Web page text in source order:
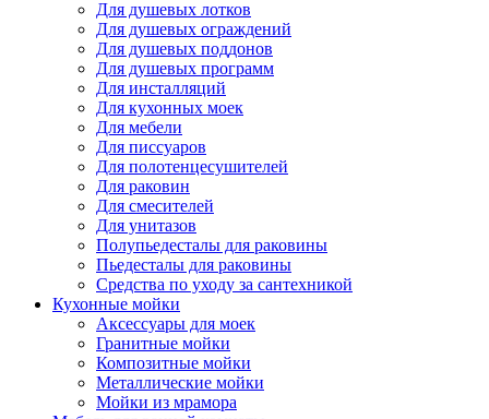
Для душевых лотков
Для душевых ограждений
Для душевых поддонов
Для душевых программ
Для инсталляций
Для кухонных моек
Для мебели
Для писсуаров
Для полотенцесушителей
Для раковин
Для смесителей
Для унитазов
Полупьедесталы для раковины
Пьедесталы для раковины
Средства по уходу за сантехникой
Кухонные мойки
Аксессуары для моек
Гранитные мойки
Композитные мойки
Металлические мойки
Мойки из мрамора